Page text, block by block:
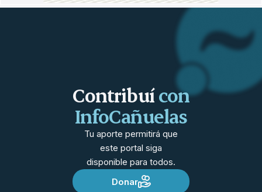
Contribuícon
InfoCañuelas
Tu aporte permitirá que
este portal siga
disponible para todos.
Donar